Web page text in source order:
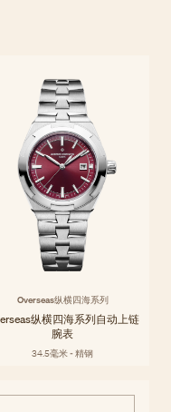
海系
，始终为每一段冒险旅程
搭载精妙复杂功能与卓越防
Overseas纵横四海系列
纵横四海系列自动上链
腕表
34.5毫米 - 精钢